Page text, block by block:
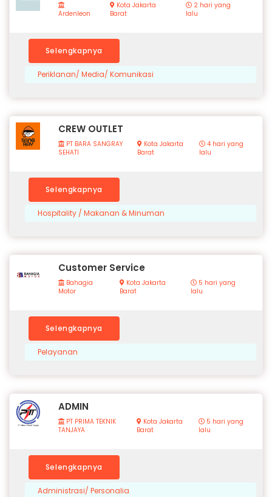
Ardenleon
Kota Jakarta
Barat
2 hari yang
lalu
Selengkapnya
Periklanan/ Media/ Komunikasi
CREW OUTLET
PT BARA SANGRAY
SEHATI
Kota Jakarta
Barat
4 hari yang
lalu
Selengkapnya
Hospitality / Makanan & Minuman
Customer Service
Bahagia
Motor
Kota Jakarta
Barat
5 hari yang
lalu
Selengkapnya
Pelayanan
ADMIN
PT PRIMA TEKNIK
TANJAYA
Kota Jakarta
Barat
5 hari yang
lalu
Selengkapnya
Administrasi/ Personalia